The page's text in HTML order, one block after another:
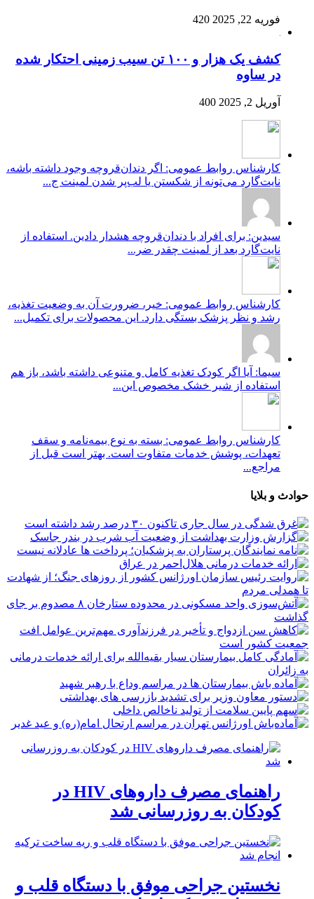
فوریه 22, 2025 420
کشف یک هزار و ۱۰۰ تن سیب زمینی احتکار شده
در ساوه
آوریل 2, 2025 400
کارشناس روابط عمومی: اگر دندان‌قروچه وجود داشته باشه،
نایت‌گارد می‌تونه از شکستن یا لب‌پر شدن لمینت ج...
سیدین: برای افراد با دندان‌قروچه هشدار دادین. استفاده از
نایت‌گارد بعد از لمینت چقدر ضر...
کارشناس روابط عمومی: خیر، ضرورت آن به وضعیت تغذیه،
رشد و نظر پزشک بستگی دارد. این محصولات برای تکمیل...
سیما: آیا اگر کودک تغذیه کامل و متنوعی داشته باشد، باز هم
استفاده از شیر خشک مخصوص این...
کارشناس روابط عمومی: بسته به نوع بیمه‌نامه و سقف
تعهدات، پوشش خدمات متفاوت است. بهتر است قبل از
مراجع...
حوادث و بلایا
راهنمای مصرف داروهای HIV در
کودکان به روزرسانی شد
نخستین جراحی موفق با دستگاه قلب و